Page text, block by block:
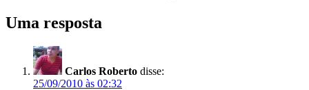
Uma resposta
Carlos Roberto disse:
25/09/2010 às 02:32